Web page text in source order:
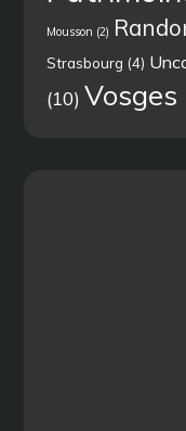
Mousson (2)
Strasbourg (4)
(10) Vosges